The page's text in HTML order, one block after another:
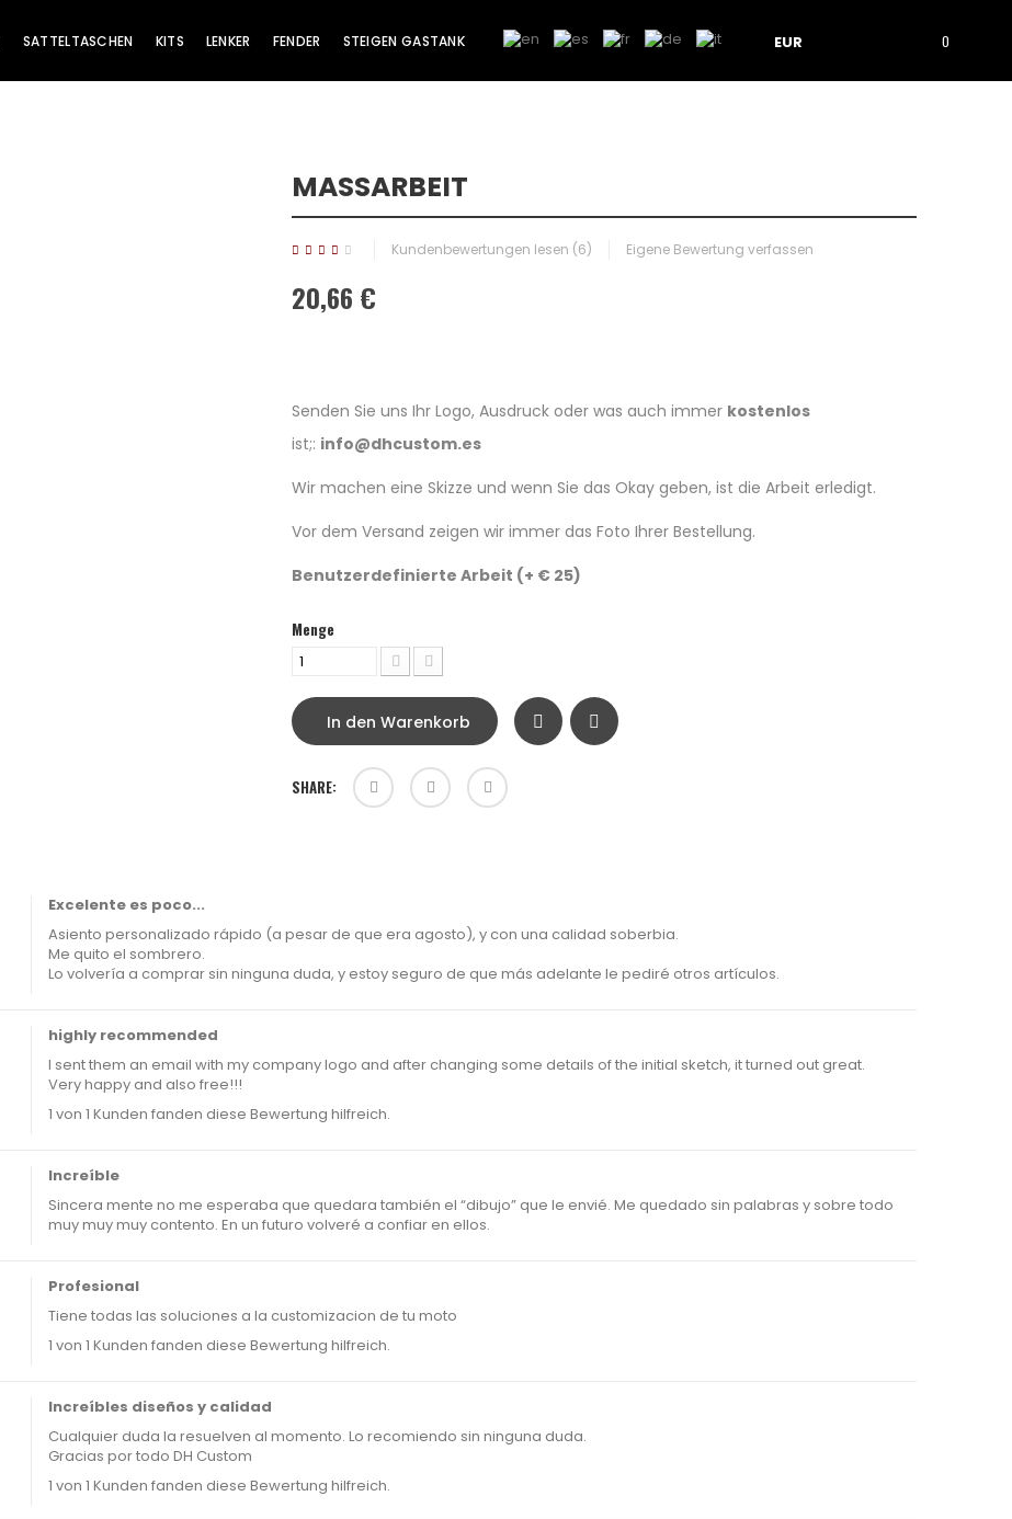
EUR 0
SATTELTASCHEN KITS LENKER FENDER STEIGEN GASTANK
MASSARBEIT
Kundenbewertungen lesen (6) Eigene Bewertung verfassen
20,66 €
Senden Sie uns Ihr Logo, Ausdruck oder was auch immer kostenlos
ist;: info@dhcustom.es
Wir machen eine Skizze und wenn Sie das Okay geben, ist die Arbeit erledigt.
Vor dem Versand zeigen wir immer das Foto Ihrer Bestellung.
Benutzerdefinierte Arbeit (+ € 25)
Menge
In den Warenkorb
SHARE:
Excelente es poco...
Asiento personalizado rápido (a pesar de que era agosto), y con una calidad soberbia.
Me quito el sombrero.
Lo volvería a comprar sin ninguna duda, y estoy seguro de que más adelante le pediré otros artículos.
highly recommended
I sent them an email with my company logo and after changing some details of the initial sketch, it turned out great.
Very happy and also free!!!
1 von 1 Kunden fanden diese Bewertung hilfreich.
Increíble
Sincera mente no me esperaba que quedara también el “dibujo” que le envié. Me quedado sin palabras y sobre todo
muy muy muy contento. En un futuro volveré a confiar en ellos.
Profesional
Tiene todas las soluciones a la customizacion de tu moto
1 von 1 Kunden fanden diese Bewertung hilfreich.
Increíbles diseños y calidad
Cualquier duda la resuelven al momento. Lo recomiendo sin ninguna duda.
Gracias por todo DH Custom
1 von 1 Kunden fanden diese Bewertung hilfreich.